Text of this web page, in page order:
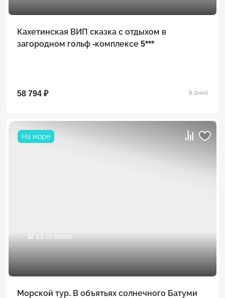
Кахетинская ВИП сказка с отдыхом в
загородном гольф -комплексе 5***
58 794 ₽ 6 дней
На море
5/ 13 отзывов
Морской тур. В объятьях солнечного Батуми